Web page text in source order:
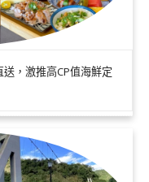
送，激推高CP值海鮮定